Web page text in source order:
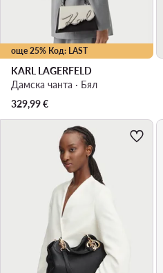
още 25% Код: LAST
KARL LAGERFELD
Дамска чанта · Бял
329,99€